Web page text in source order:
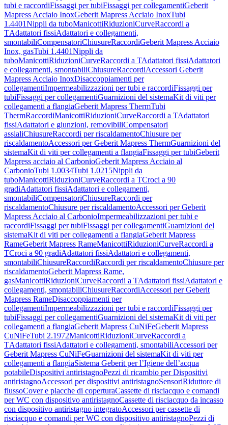
tubi e raccordiFissaggi per tubiFissaggi per collegamentiGeberit
Mapress Acciaio InoxGeberit Mapress Acciaio InoxTubi
1.4401Nippli da tuboManicottiRiduzioniCurveRaccordi a
TAdattatori fissiAdattatori e collegamenti,
smontabiliCompensatoriChiusureRaccordiGeberit Mapress Acciaio
Inox, gasTubi 1.4401Nippli da
tuboManicottiRiduzioniCurveRaccordi a TAdattatori fissiAdattatori
e collegamenti, smontabiliChiusureRaccordiAccessori Geberit
Mapress Acciaio InoxDisaccoppiamenti per
collegamentiImpermeabilizzazioni per tubi e raccordiFissaggi per
tubiFissaggi per collegamentiGuarnizioni del sistemaKit di viti per
collegamenti a flangiaGeberit Mapress ThermTubi
ThermRaccordiManicottiRiduzioniCurveRaccordi a TAdattatori
fissiAdattatori e giunzioni, removibiliCompensatori
assialiChiusureRaccordi per riscaldamentoChiusure per
riscaldamentoAccessori per Geberit Mapress ThermGuarnizioni del
sistemaKit di viti per collegamenti a flangiaFissaggi per tubiGeberit
Mapress acciaio al CarbonioGeberit Mapress Acciaio al
CarbonioTubi 1.0034Tubi 1.0215Nippli da
tuboManicottiRiduzioniCurveRaccordi a TCroci a 90
gradiAdattatori fissiAdattatori e collegamenti,
smontabiliCompensatoriChiusureRaccordi per
riscaldamentoChiusure per riscaldamentoAccessori per Geberit
Mapress Acciaio al CarbonioImpermeabilizzazioni per tubi e
raccordiFissaggi per tubiFissaggi per collegamentiGuarnizioni del
sistemaKit di viti per collegamenti a flangiaGeberit Mapress
RameGeberit Mapress RameManicottiRiduzioniCurveRaccordi a
TCroci a 90 gradiAdattatori fissiAdattatori e collegamenti,
smontabiliChiusureRaccordiRaccordi per riscaldamentoChiusure per
riscaldamentoGeberit Mapress Rame,
gasManicottiRiduzioniCurveRaccordi a TAdattatori fissiAdattatori e
collegamenti, smontabiliChiusureRaccordiAccessori per Geberit
Mapress RameDisaccoppiamenti per
collegamentiImpermeabilizzazioni per tubi e raccordiFissaggi per
tubiFissaggi per collegamentiGuarnizioni del sistemaKit di viti per
collegamenti a flangiaGeberit Mapress CuNiFeGeberit Mapress
CuNiFeTubi 2.1972ManicottiRiduzioniCurveRaccordi a
TAdattatori fissiAdattatori e collegamenti, smontabiliAccessori per
Geberit Mapress CuNiFeGuarnizioni del sistemaKit di viti per
collegamenti a flangiaSistema Geberit per l’Igiene dell’acqua
potabileDispositivi antiristagnoPezzi di ricambio per Dispositivi
antiristagnoAccessori per dispositivi antiristagnoSensoriRiduttore di
flussoCover e placche di coperturaCassette di risciacquo e comandi
per WC con dispositivo antiristagnoCassette di risciacquo da incasso
con dispositivo antiristagno integratoAccessori per cassette di
risciacquo e comandi per WC con dispositivo antiristagnoPezzi di